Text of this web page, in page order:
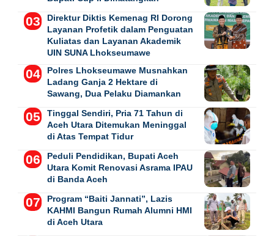
Direktur Diktis Kemenag RI Dorong
Layanan Profetik dalam Penguatan
Kuliatas dan Layanan Akademik
UIN SUNA Lhokseumawe
Polres Lhokseumawe Musnahkan
Ladang Ganja 2 Hektare di
Sawang, Dua Pelaku Diamankan
Tinggal Sendiri, Pria 71 Tahun di
Aceh Utara Ditemukan Meninggal
di Atas Tempat Tidur
Peduli Pendidikan, Bupati Aceh
Utara Komit Renovasi Asrama IPAU
di Banda Aceh
Program “Baiti Jannati”, Lazis
KAHMI Bangun Rumah Alumni HMI
di Aceh Utara